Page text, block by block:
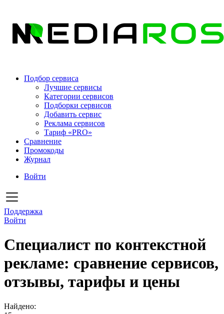
Подбор сервиса
Лучшие сервисы
Категории сервисов
Подборки сервисов
Добавить сервис
Реклама сервисов
Тариф «PRO»
Сравнение
Промокоды
Журнал
Войти
Поддержка
Войти
Специалист по контекстной
рекламе: сравнение сервисов,
отзывы, тарифы и цены
Найдено: